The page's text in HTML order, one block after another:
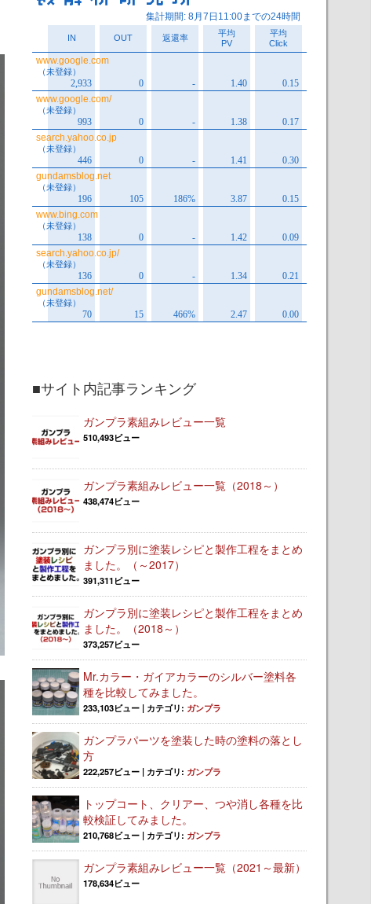
■サイト内記事ランキング
ガンプラ素組みレビュー一覧
510,493ビュー
ガンプラ素組みレビュー一覧（2018～）
438,474ビュー
ガンプラ別に塗装レシピと製作工程をまとめ
ました。（～2017）
391,311ビュー
ガンプラ別に塗装レシピと製作工程をまとめ
ました。（2018～）
373,257ビュー
Mr.カラー・ガイアカラーのシルバー塗料各
種を比較してみました。
233,103ビュー | カテゴリ: ガンプラ
ガンプラパーツを塗装した時の塗料の落とし
方
222,257ビュー | カテゴリ: ガンプラ
トップコート、クリアー、つや消し各種を比
較検証してみました。
210,768ビュー | カテゴリ: ガンプラ
ガンプラ素組みレビュー一覧（2021～最新）
178,634ビュー